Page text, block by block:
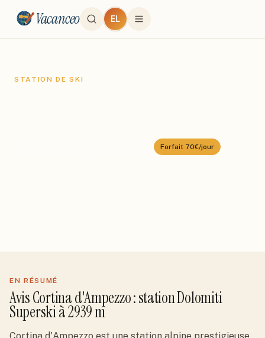
Vacanceo EL
STATION DE SKI
Forfait 70€/jour
EN RÉSUMÉ
AvisCortina d'Ampezzo: stationDolomiti
Superskià 2939 m